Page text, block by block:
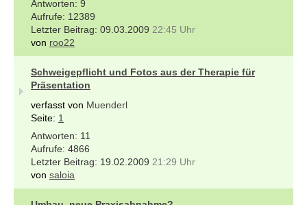
9
12389
09.03.2009 22:45 Uhr
von roo22
Schweigepflicht und Fotos aus der Therapie für
Präsentation
verfasst von Muenderl
Seite: 1
11
4866
19.02.2009 21:29 Uhr
von saloia